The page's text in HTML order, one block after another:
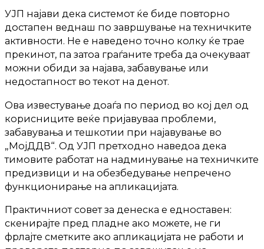
УЈП најави дека системот ќе биде повторно
достапен веднаш по завршување на техничките
активности. Не е наведено точно колку ќе трае
прекинот, па затоа граѓаните треба да очекуваат
можни обиди за најава, забавување или
недостапност во текот на денот.
Ова известување доаѓа по период во кој дел од
корисниците веќе пријавуваа проблеми,
забавувања и тешкотии при најавување во
„МојДДВ“. Од УЈП претходно наведоа дека
тимовите работат на надминување на техничките
предизвици и на обезбедување непречено
функционирање на апликацијата.
Практичниот совет за денеска е едноставен:
скенирајте пред пладне ако можете, не ги
фрлајте сметките ако апликацијата не работи и